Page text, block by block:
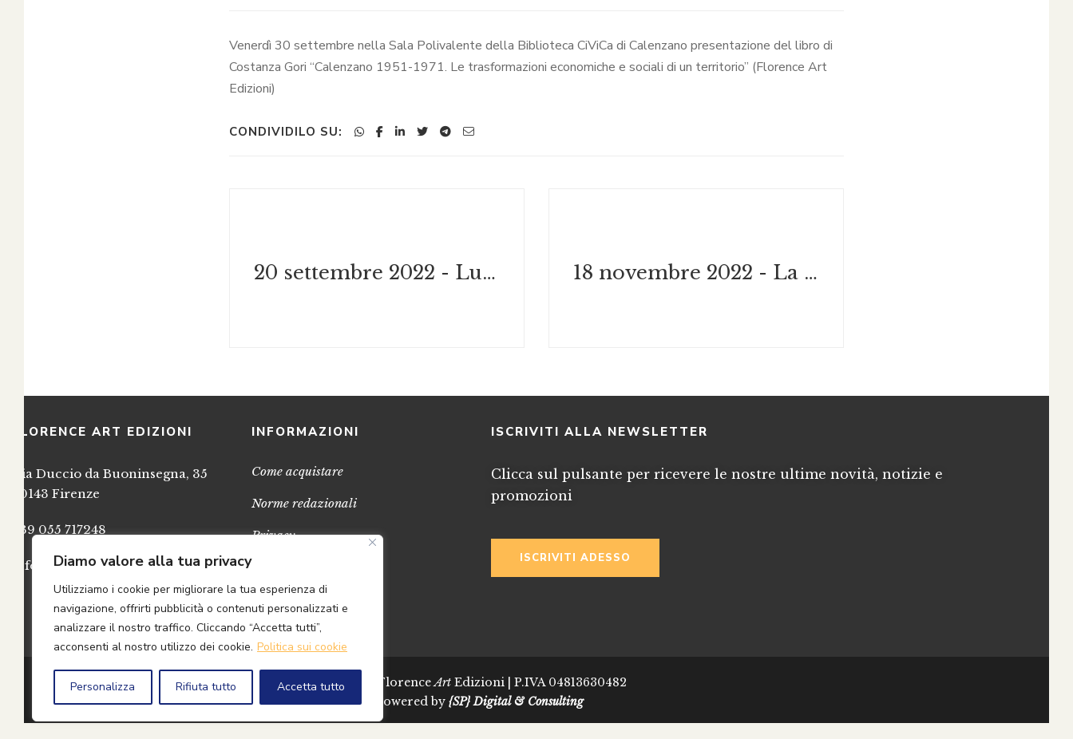
Diamo valore alla tua privacy
Utilizziamo i cookie per migliorare la tua esperienza di
navigazione, offrirti pubblicità o contenuti personalizzati e
analizzare il nostro traffico. Cliccando “Accetta tutti”,
acconsenti al nostro utilizzo dei cookie. Politica sui cookie
Personalizza Rifiuta tutto Accetta tutto
Venerdì 30 settembre nella Sala Polivalente della Biblioteca CiViCa di Calenzano presentazione del libro di
Costanza Gori “Calenzano 1951-1971. Le trasformazioni economiche e sociali di un territorio” (Florence Art
Edizioni)
CONDIVIDILO SU:
20 settembre 2022 - Luciano Ricci. Una vita per la fotografia 18 novembre 2022 - La Guida ai Luoghi di Pinocchio
FLORENCE ART EDIZIONI
Via Duccio da Buoninsegna, 35
50143 Firenze
+39 055 717248
info@FlorenceArtEdizioni.com
INFORMAZIONI
Come acquistare
Norme redazionali
Privacy
Credits
ISCRIVITI ALLA NEWSLETTER
Clicca sul pulsante per ricevere le nostre ultime novità, notizie e
promozioni
ISCRIVITI ADESSO
© 2024 Florence Art Edizioni | P.IVA 04813630482
Powered by {SP} Digital & Consulting